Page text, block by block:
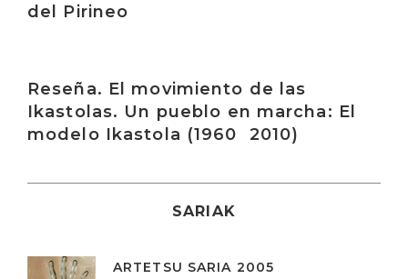
del Pirineo
Reseña. El movimiento de las
Ikastolas. Un pueblo en marcha: El
modelo Ikastola (1960  2010)
SARIAK
ARTETSU SARIA 2005